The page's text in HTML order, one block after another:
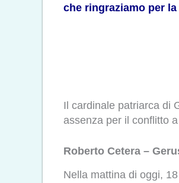
che ringraziamo per
Il cardinale patriarca di
assenza per il conflitto
Roberto Cetera –
Nella mattina di oggi,